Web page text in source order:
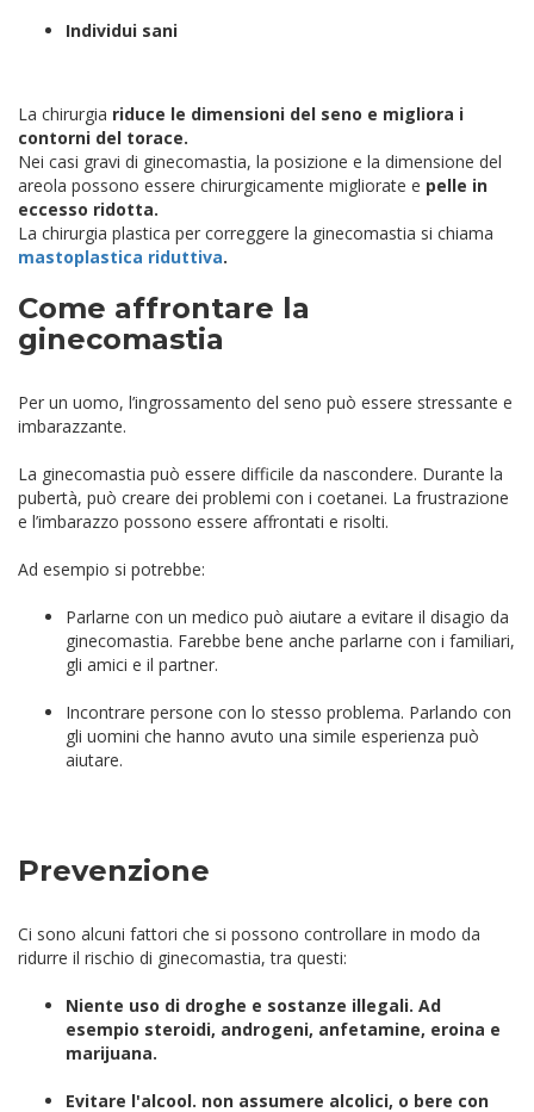
Individui sani
La chirurgia riduce le dimensioni del seno e migliora i
contorni del torace.
Nei casi gravi di ginecomastia, la posizione e la dimensione del
areola possono essere chirurgicamente migliorate e pelle in
eccesso ridotta.
La chirurgia plastica per correggere la ginecomastia si chiama
mastoplastica riduttiva.
Come affrontare la
ginecomastia
Per un uomo, l’ingrossamento del seno può essere stressante e
imbarazzante.
La ginecomastia può essere difficile da nascondere. Durante la
pubertà, può creare dei problemi con i coetanei. La frustrazione
e l’imbarazzo possono essere affrontati e risolti.
Ad esempio si potrebbe:
Parlarne con un medico può aiutare a evitare il disagio da
ginecomastia. Farebbe bene anche parlarne con i familiari,
gli amici e il partner.
Incontrare persone con lo stesso problema. Parlando con
gli uomini che hanno avuto una simile esperienza può
aiutare.
Prevenzione
Ci sono alcuni fattori che si possono controllare in modo da
ridurre il rischio di ginecomastia, tra questi:
Niente uso di droghe e sostanze illegali. Ad
esempio steroidi, androgeni, anfetamine, eroina e
marijuana.
Evitare l'alcool. non assumere alcolici, o bere con